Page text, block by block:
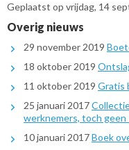
Geplaatst op vrijdag, 14
Overig nieuws
29 november 2019
18 oktober 2019
11 oktober 2019 Gratis
25 januari 2017
werknemers, toch geen
10 januari 2017Boek